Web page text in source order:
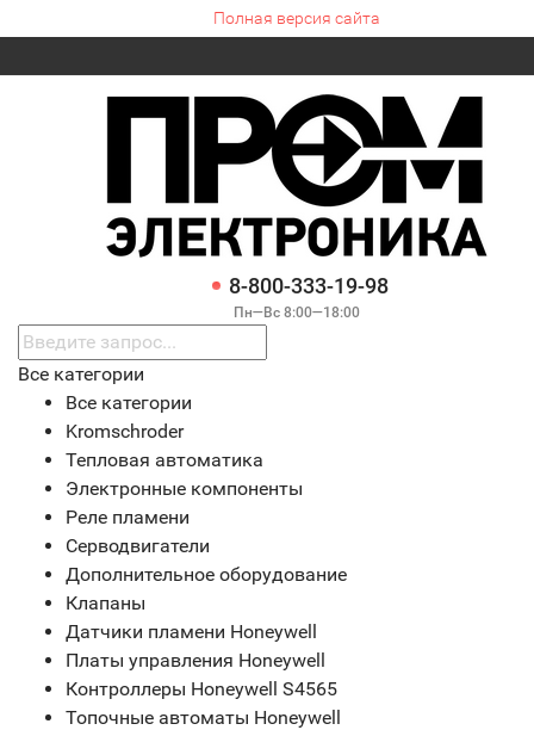
Полная версия сайта
8-800-333-19-98
Пн—Вс 8:00—18:00
Все категории
Все категории
Kromschroder
Тепловая автоматика
Электронные компоненты
Реле пламени
Серводвигатели
Дополнительное оборудование
Клапаны
Датчики пламени Honeywell
Платы управления Honeywell
Контроллеры Honeywell S4565
Топочные автоматы Honeywell